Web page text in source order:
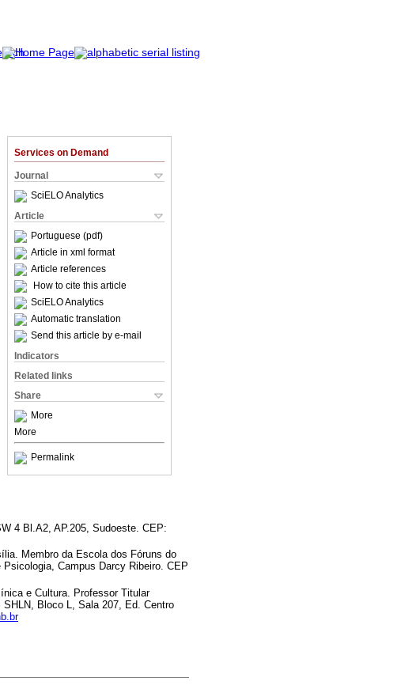
Services on Demand
Journal
SciELO Analytics
Article
Portuguese (pdf)
Article in xml format
Article references
How to cite this article
SciELO Analytics
Automatic translation
Send this article by e-mail
Indicators
Related links
Share
More
More
Permalink
4 Bl.A2, AP.205, Sudoeste. CEP:
Membro da Escola dos Fóruns do
Campus Darcy Ribeiro. CEP
e Cultura. Professor Titular
Bloco L, Sala 207, Ed. Centro